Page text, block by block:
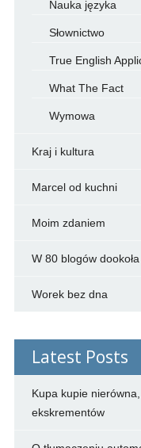
Nauka języka
Słownictwo
True English
What The Fact
Wymowa
Kraj i kultura
Marcel od kuchni
Moim zdaniem
W 80 blogów
Worek bez dna
Latest Posts
Kupa kupie
ekskrementów